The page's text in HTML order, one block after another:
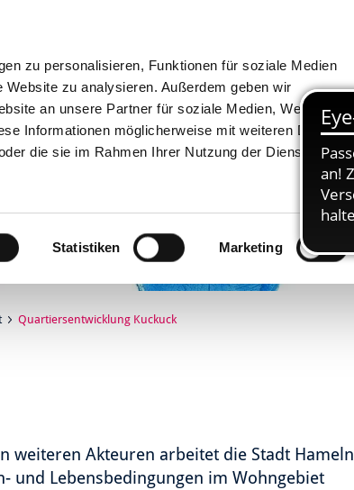
zu personalisieren, Funktionen für soziale Medien
zu analysieren. Außerdem geben wir
an unsere Partner für soziale Medien, Werbung
Informationen möglicherweise mit weiteren Daten
die sie im Rahmen Ihrer Nutzung der Dienste
Statistiken Marketing
Quartiersentwicklung Kuckuck
weiteren Akteuren arbeitet die Stadt Hameln
und Lebensbedingungen im Wohngebiet